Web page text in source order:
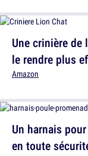
Une crinière
le rendre plus
Amazon
Un harnais
en toute